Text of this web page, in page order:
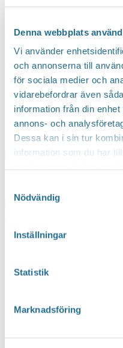
Denna webbplats
Vi använder
och annonserna till
för sociala medier och
vidarebefordrar även
information från din
annons- och
Dessa kan i sin tur
information som du har
Nödvändig
Inställningar
Statistik
Marknadsföring
Tillväxt
04-17 LA
Ladda ner dokument
Upptäck mer
Dokument &
Nyheter
Hittar du inte